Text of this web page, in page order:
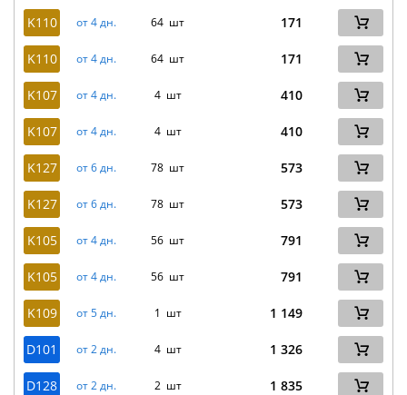
K110
от 4 дн. 64 шт 171
K110 от 4 дн. 64 шт 171
K107 от 4 дн. 4 шт 410
K107 от 4 дн. 4 шт 410
K127 от 6 дн. 78 шт 573
K127 от 6 дн. 78 шт 573
K105 от 4 дн. 56 шт 791
K105 от 4 дн. 56 шт 791
K109 от 5 дн. 1 шт 1 149
D101 от 2 дн. 4 шт 1 326
D128 от 2 дн. 2 шт 1 835